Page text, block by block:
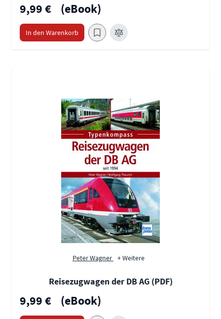
9,99 € (eBook)
In den Warenkorb
Peter Wagner + Weitere
Reisezugwagen der DB AG (PDF)
9,99 € (eBook)